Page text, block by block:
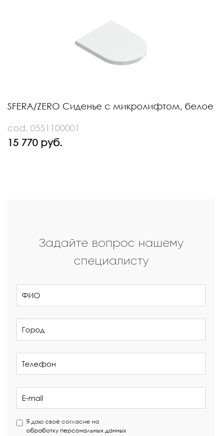
SFERA/ZERO Сиденье с микролифтом, белое
cod. 0551100001
15 770 руб.
Задайте вопрос нашему
специалисту
Я даю своё согласие на
обработку персональных данных